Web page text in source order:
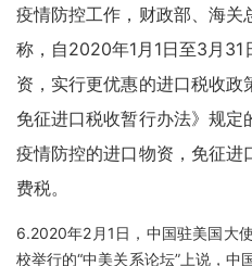
疫情防控工作，财政部、海
称，自2020年1月1日至3月31
资，实行更优惠的进口税收
免征进口税收暂行办法》规
疫情防控的进口物资，免征进
费税。
6.2020年2月1日，中国驻美国大
校举行的“中美关系论坛”上说，中